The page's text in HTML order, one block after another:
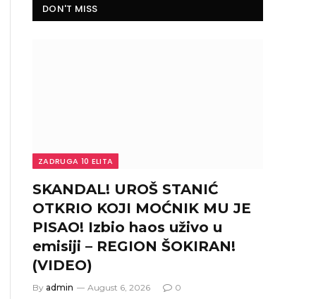
DON'T MISS
ZADRUGA 10 ELITA
SKANDAL! UROŠ STANIĆ
OTKRIO KOJI MOĆNIK MU JE
PISAO! Izbio haos uživo u
emisiji – REGION ŠOKIRAN!
(VIDEO)
By admin August 6, 2026 0